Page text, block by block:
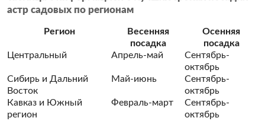
астр садовых по регионам
Регион
Весенняя
посадка
Осенняя
посадка
Центральный
Апрель-май
Сентябрь-
октябрь
Сибирь и Дальний
Восток
Май-июнь
Сентябрь-
октябрь
Кавказ и Южный
регион
Февраль-март
Сентябрь-
октябрь